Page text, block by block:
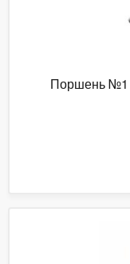
Поршень №1